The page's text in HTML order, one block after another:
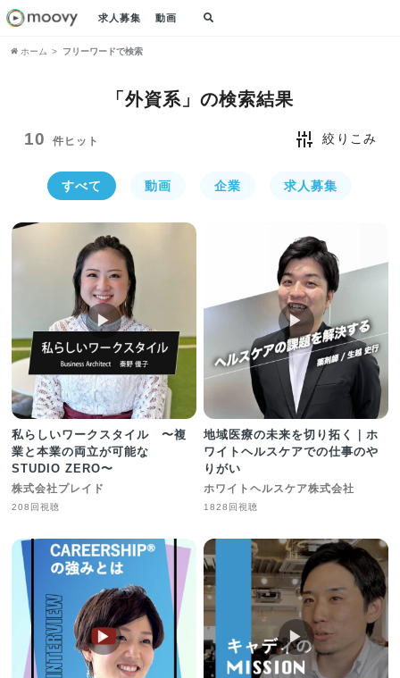
求人募集 動画
ホーム フリーワードで検索
「外資系」の検索結果
10 件ヒット 絞りこみ
すべて 動画 企業 求人募集
▶︎
私らしいワークスタイル 〜複
業と本業の両立が可能な
STUDIO ZERO〜
株式会社プレイド
208回視聴
▶︎
地域医療の未来を切り拓く｜ホ
ワイトヘルスケアでの仕事のや
りがい
ホワイトヘルスケア株式会社
1828回視聴
▶︎ ▶︎